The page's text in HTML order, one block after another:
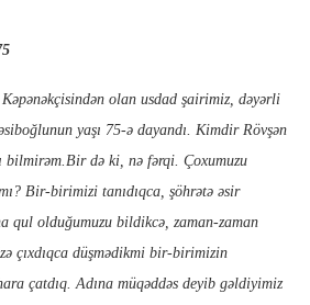
olan usdad şairimiz, dəyərli
yaşı 75-ə dayandı. Kimdir Rövşən
bilmirəm.Bir də ki, nə fərqi. Çoxumuzu
Bir-birimizi tanıdıqca, şöhrətə əsir
qul olduğumuzu bildikcə, zaman-zaman
çıxdıqca düşmədikmi bir-birimizin
çatdıq. Adına müqəddəs deyib gəldiyimiz